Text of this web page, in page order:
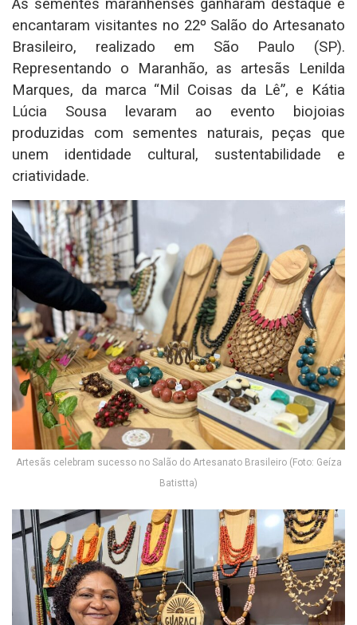
As sementes maranhenses ganharam destaque e
encantaram visitantes no 22º Salão do Artesanato
Brasileiro, realizado em São Paulo (SP).
Representando o Maranhão, as artesãs Lenilda
Marques, da marca “Mil Coisas da Lê”, e Kátia
Lúcia Sousa levaram ao evento biojoias
produzidas com sementes naturais, peças que
unem identidade cultural, sustentabilidade e
criatividade.
Artesãs celebram sucesso no Salão do Artesanato Brasileiro (Foto: Geíza
Batistta)